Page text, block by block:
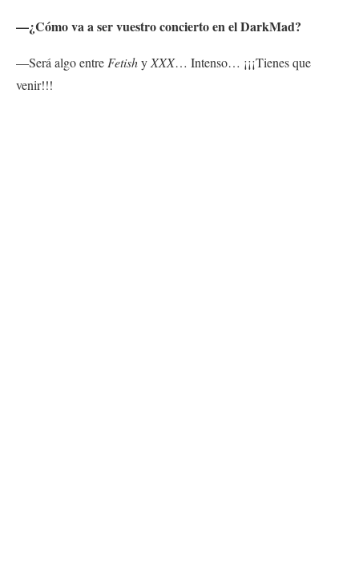
—¿Cómo va a ser vuestro concierto en el DarkMad?
—Será algo entreFetishyXXX… Intenso… ¡¡¡Tienes que
venir!!!